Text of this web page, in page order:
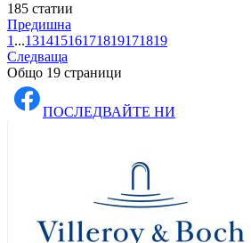
185 статии
Предишна
1...13141516171819171819
Следваща
Общо 19 страници
ПОСЛЕДВАЙТЕ НИ